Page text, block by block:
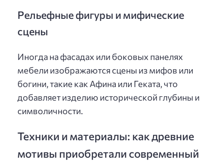
Рельефные фигуры и мифические
сцены
Иногда на фасадах или боковых панелях
мебели изображаются сцены из мифов или
богини, такие как Афина или Геката, что
добавляет изделию исторической глубины и
символичности.
Техники и материалы: как древние
мотивы приобретали современный